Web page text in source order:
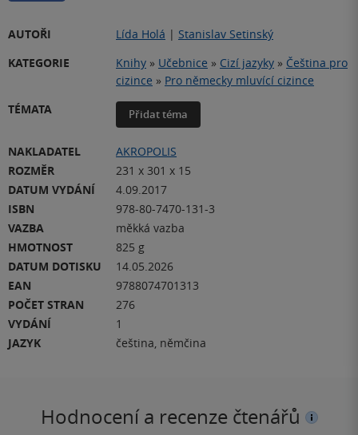
AUTOŘI Lída Holá | Stanislav Setinský
KATEGORIE
Knihy » Učebnice » Cizí jazyky » Čeština pro
cizince » Pro německy mluvící cizince
TÉMATA
Přidat téma
NAKLADATEL
AKROPOLIS
ROZMĚR
231 x 301 x 15
DATUM VYDÁNÍ
4.09.2017
ISBN
978-80-7470-131-3
VAZBA
měkká vazba
HMOTNOST
825 g
DATUM DOTISKU
14.05.2026
EAN
9788074701313
POČET STRAN
276
VYDÁNÍ
1
JAZYK
čeština, němčina
Hodnocení a recenze čtenářů